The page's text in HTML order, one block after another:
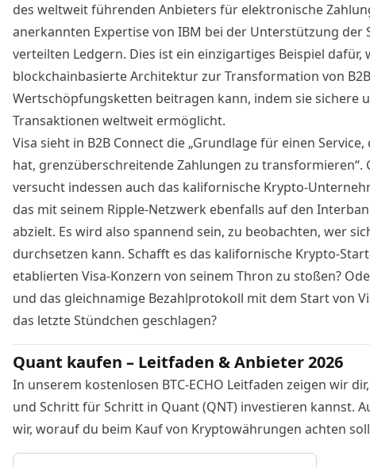
des weltweit führenden Anbieters für elektronische
anerkannten Expertise von IBM bei der Unterstützung der
verteilten Ledgern. Dies ist ein einzigartiges Beispiel dafür,
blockchainbasierte Architektur zur Transformation von
Wertschöpfungsketten beitragen kann, indem sie sichere
Transaktionen weltweit ermöglicht.
Visa sieht in B2B Connect die „Grundlage für einen
hat, grenzüberschreitende Zahlungen zu transformieren“.
versucht indessen auch das kalifornische Krypto-
das mit seinem Ripple-Netzwerk ebenfalls auf den
abzielt. Es wird also spannend sein, zu beobachten, wer
durchsetzen kann. Schafft es das kalifornische Krypto-
etablierten Visa-Konzern von seinem Thron zu stoßen?
und das gleichnamige Bezahlprotokoll mit dem Start von
das letzte Stündchen geschlagen?
Quant kaufen – Leitfaden & Anbieter 2026
In unserem kostenlosen BTC-ECHO Leitfaden zeigen wir
und Schritt für Schritt in Quant (QNT) investieren kannst.
wir, worauf du beim Kauf von Kryptowährungen achten